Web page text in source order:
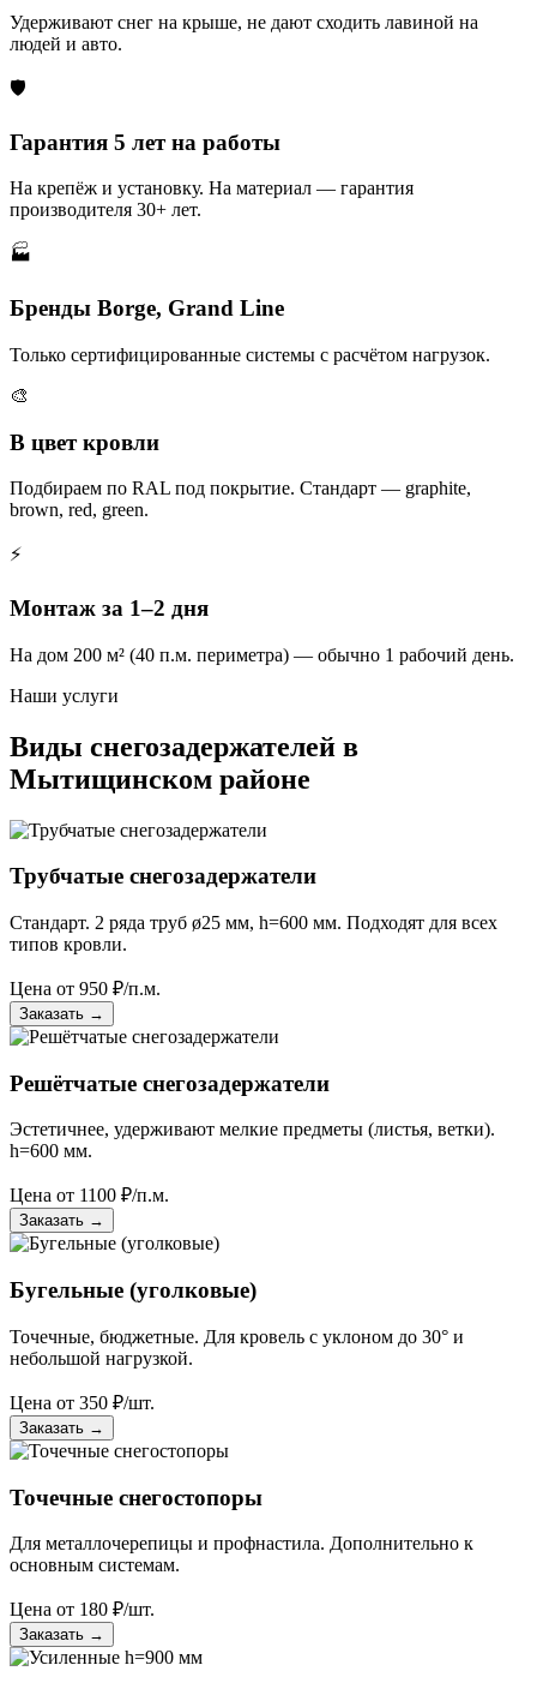
Удерживают снег на крыше, не дают сходить лавиной на
людей и авто.
🛡️
Гарантия 5 лет на работы
На крепёж и установку. На материал — гарантия
производителя 30+ лет.
🏭
Бренды Borge, Grand Line
Только сертифицированные системы с расчётом нагрузок.
🎨
В цвет кровли
Подбираем по RAL под покрытие. Стандарт — graphite,
brown, red, green.
⚡
Монтаж за 1–2 дня
На дом 200 м² (40 п.м. периметра) — обычно 1 рабочий день.
Наши услуги
Виды снегозадержателей в
Мытищинском районе
Трубчатые снегозадержатели
Стандарт. 2 ряда труб ø25 мм, h=600 мм. Подходят для всех
типов кровли.
Цена от 950 ₽/п.м.
Заказать →
Решётчатые снегозадержатели
Эстетичнее, удерживают мелкие предметы (листья, ветки).
h=600 мм.
Цена от 1100 ₽/п.м.
Заказать →
Бугельные (уголковые)
Точечные, бюджетные. Для кровель с уклоном до 30° и
небольшой нагрузкой.
Цена от 350 ₽/шт.
Заказать →
Точечные снегостопоры
Для металлочерепицы и профнастила. Дополнительно к
основным системам.
Цена от 180 ₽/шт.
Заказать →